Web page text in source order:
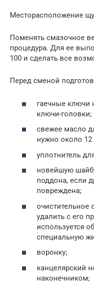
Месторасположение
Поменять смазочное
процедура. Для ее
100 и сделать все
Перед сменой
гаечные ключи
ключи-головки;
свежее масло
нужно около 12
уплотнитель
новейшую
поддона, если
повреждена;
очистительное
удалить с его
используется
специальную
воронку;
канцелярский
наконечником;